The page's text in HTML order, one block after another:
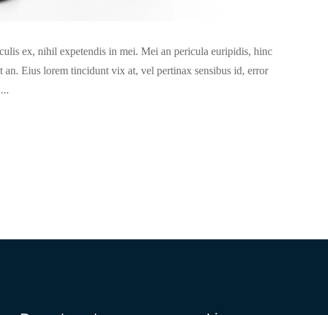
ex, nihil expetendis in mei. Mei an pericula euripidis, hinc
an. Eius lorem tincidunt vix at, vel pertinax sensibus id, error